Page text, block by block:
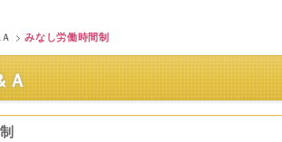
>みなし労働時間制
Ａ